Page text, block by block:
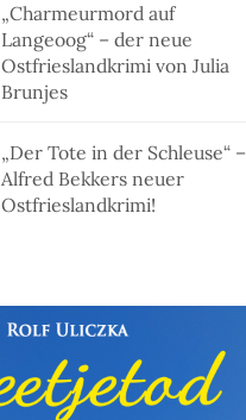
„Charmeurmord auf
Langeoog“ – der neue
Ostfrieslandkrimi von Julia
Brunjes
„Der Tote in der Schleuse“ –
Alfred Bekkers neuer
Ostfrieslandkrimi!